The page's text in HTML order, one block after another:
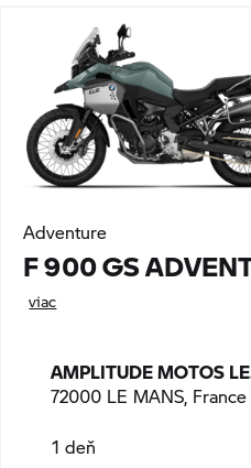
Adventure
F 900 GS
viac
AMPLITUDE MOTOS
72000 LE MANS, France
1 deň